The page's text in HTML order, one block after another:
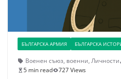
БЪЛГАРСКА АРМИЯ БЪЛГАРСКА
Военен съюз, военни, Личности
5 min read
727 Views